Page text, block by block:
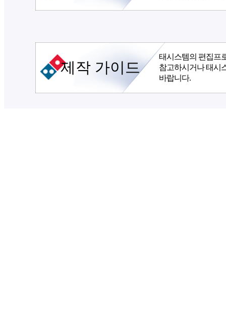
제작 가이드
태시스템의 편집프
참고하시거나 태시
바랍니다.